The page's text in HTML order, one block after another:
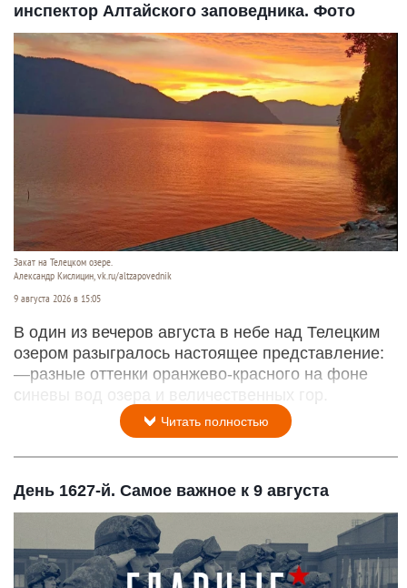
инспектор Алтайского заповедника. Фото
Закат на Телецком озере.
Александр Кислицин, vk.ru/altzapovednik
9 августа 2026 в 15:05
В один из вечеров августа в небе над Телецким
озером разыгралось настоящее представление:
—разные оттенки оранжево-красного на фоне
синевы вод озера и величественных гор.
Читать полностью
День 1627-й. Самое важное к 9 августа